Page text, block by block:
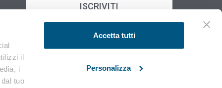
il
i
tuo
Accetta tutti
Personalizza
ISCRIVITI